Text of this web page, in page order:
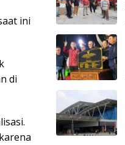
ini
di